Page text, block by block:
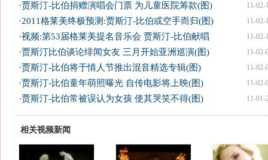
11-02-
·贾斯汀-比伯捐赠演唱会门票 为儿童医院筹款(图)
11-02-
·2011格莱美终极预测:贾斯汀-比伯或空手而归(图)
11-02-
·视频:第53届格莱美提名音乐会 贾斯汀-比伯献唱
11-02-
·贾斯汀比伯谈论绯闻女友 三月开始亚洲巡演(图)
11-02-
·贾斯汀-比伯将于情人节推出混音精选专辑(图)
11-02-
·贾斯汀-比伯童年萌照曝光 自传电影将上映(图)
11-01-
·贾斯汀-比伯常被误认为女孩 使其哭笑不得(图)
相关视频新闻